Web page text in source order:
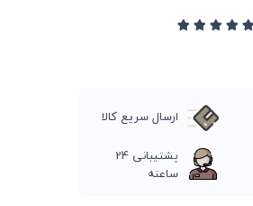
ارسال سریع کالا
پشتیبانی 24
ساعته